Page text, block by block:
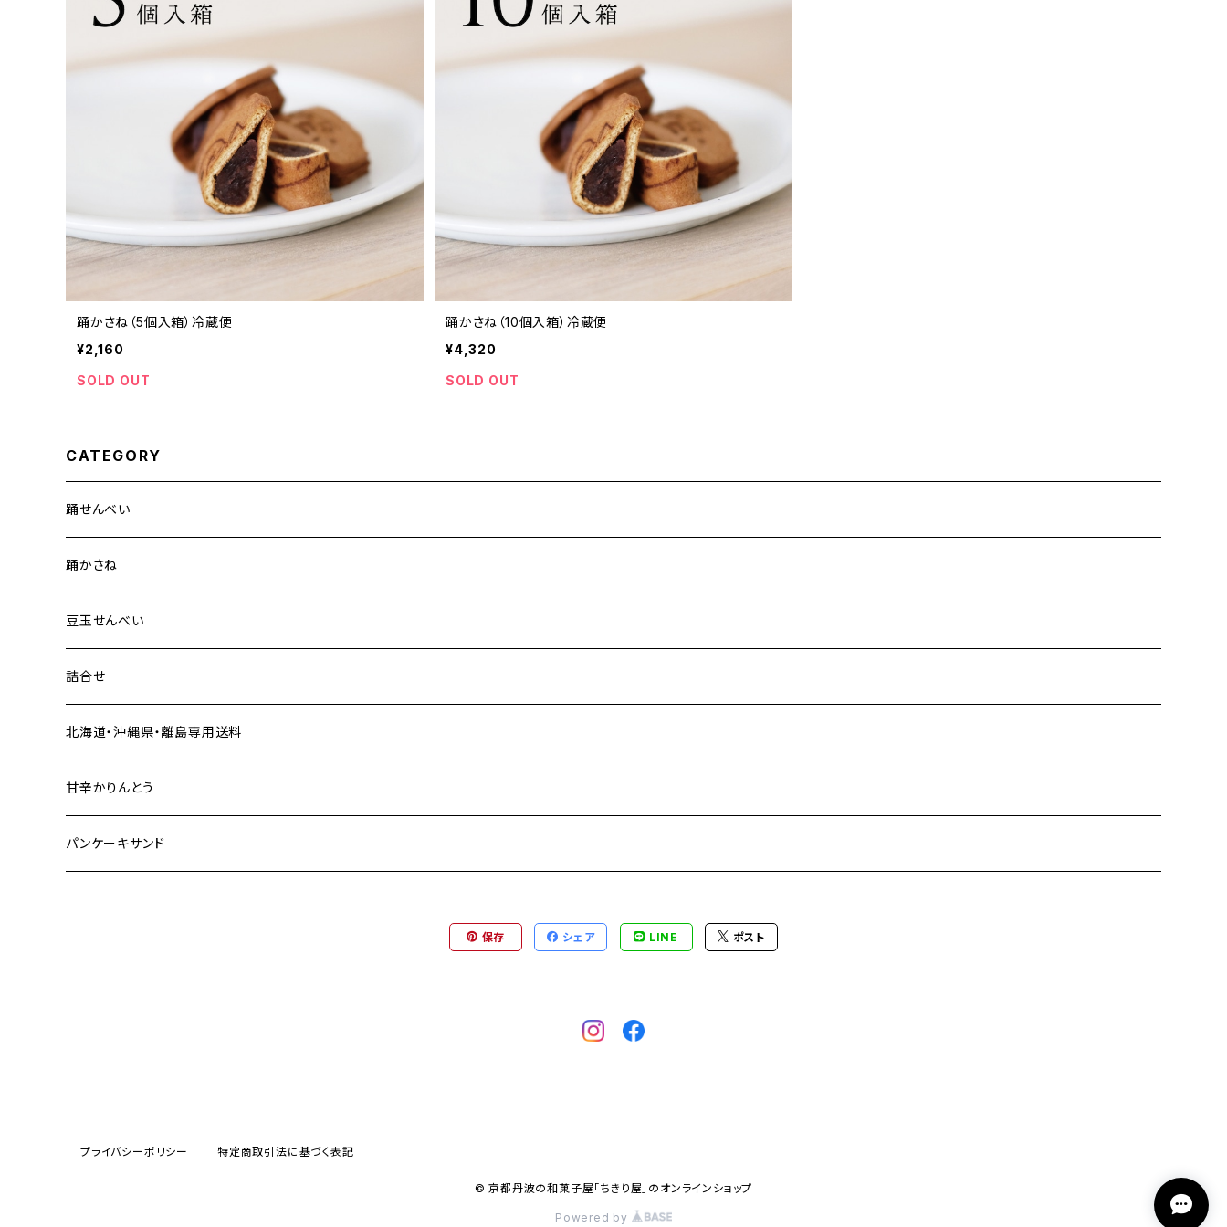
踊かさね（5個入箱）冷蔵便
¥2,160
SOLD OUT
踊かさね（10個入箱）冷蔵便
¥4,320
SOLD OUT
CATEGORY
踊せんべい
踊かさね
豆玉せんべい
詰合せ
北海道・沖縄県・離島専用送料
甘辛かりんとう
パンケーキサンド
保存 シェア LINE ポスト
プライバシーポリシー 特定商取引法に基づく表記
© 京都丹波の和菓子屋「ちきり屋」のオンラインショップ
Powered by